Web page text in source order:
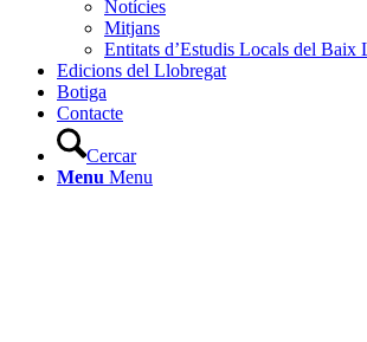
Notícies
Mitjans
Entitats d’Estudis Locals del Baix
Edicions del Llobregat
Botiga
Contacte
Cercar
Menu Menu